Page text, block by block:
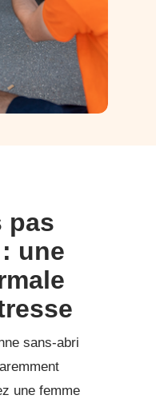
pas
une
sans-abri
une femme